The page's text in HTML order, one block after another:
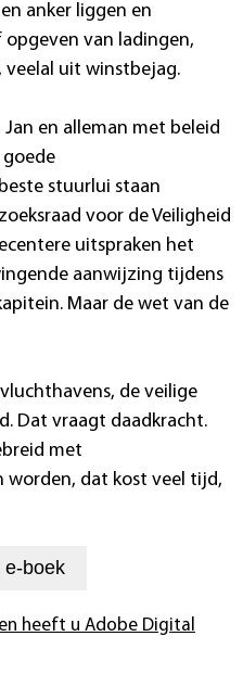
anker liggen en
van ladingen,
veelal uit winstbejag.
en alleman met beleid
stuurlui staan
voor de Veiligheid
uitspraken het
aanwijzing tijdens
Maar de wet van de
de veilige
Dat vraagt daadkracht.
met
worden, dat kost veel tijd,
e-boek
heeft u Adobe Digital